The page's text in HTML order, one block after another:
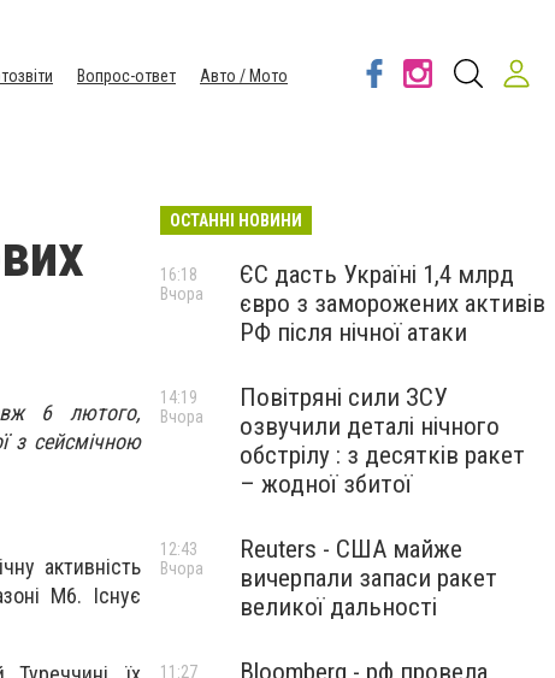
Вопрос-ответ
Авто / Мото
6 лютого,
з сейсмічною
активність
M6. Існує
ОСТАННІ НОВИНИ
ЄС дасть Україні 1,4 млрд
євро з заморожених активів
РФ після нічної атаки
16:18
Вчора
Повітряні сили ЗСУ
озвучили деталі нічного
обстрілу : з десятків ракет
– жодної збитої
14:19
Вчора
Reuters - США майже
вичерпали запаси ракет
великої дальності
12:43
Вчора
Bloomberg - рф провела
11:27